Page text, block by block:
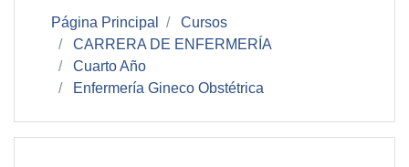
Página Principal
Cursos
CARRERA DE ENFERMERÍA
Cuarto Año
Enfermería Gineco Obstétrica